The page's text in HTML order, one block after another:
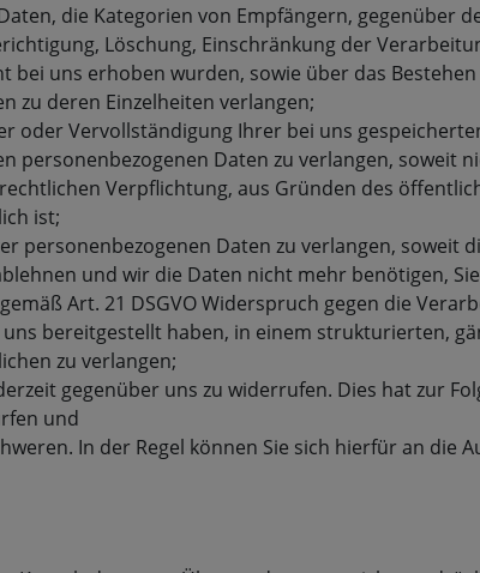
die Kategorien von Empfängern, gegenüber
Löschung, Einschränkung der
bei uns erhoben wurden, sowie über das
zu deren Einzelheiten verlangen;
oder Vervollständigung Ihrer bei uns
personenbezogenen Daten zu verlangen, soweit
Verpflichtung, aus Gründen des
ist;
personenbezogenen Daten zu verlangen,
und wir die Daten nicht mehr benötigen,
Art. 21 DSGVO Widerspruch gegen die
bereitgestellt haben, in einem strukturierten,
zu verlangen;
gegenüber uns zu widerrufen. Dies hat zur
und
In der Regel können Sie sich hierfür an